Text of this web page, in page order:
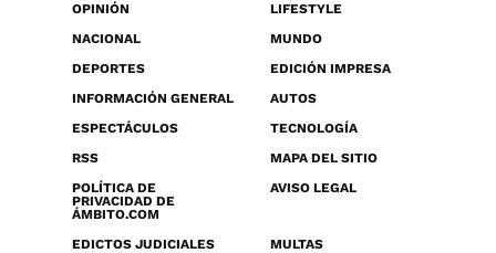
OPINIÓN
LIFESTYLE
NACIONAL
MUNDO
DEPORTES
EDICIÓN IMPRESA
INFORMACIÓN GENERAL
AUTOS
ESPECTÁCULOS
TECNOLOGÍA
RSS
MAPA DEL SITIO
POLÍTICA DE
PRIVACIDAD DE
ÁMBITO.COM
AVISO LEGAL
EDICTOS JUDICIALES MULTAS